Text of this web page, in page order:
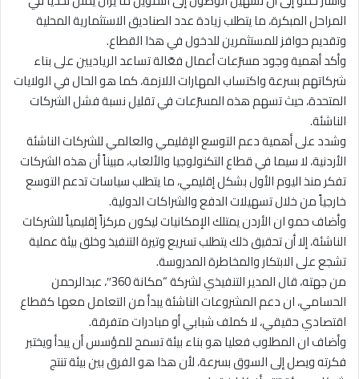
المراحل المبكرة، ما يتطلب زيادة عدد الصناديق الاستثمارية المحلية
وتقديم حوافز للمستثمرين للدخول في هذا القطاع.
وأكد أهمية وجود مسرّعات أعمال فعّالة تساعد الرياديين على بناء
شركاتهم بسرعة واكتساب المهارات اللازمة، كما هو الحال في الولايات
المتحدة، حيث تسهم هذه المسرّعات في تقليل نسبة فشل الشركات
الناشئة.
وشدد على أهمية دعم التوسع الإقليمي والعالمي للشركات الناشئة
الأردنية، لا سيما في قطاع التكنولوجيا والألعاب، مبيناً أن هذه الشركات
تفكر منذ اليوم الأول بشكل إقليمي، ما يتطلب سياسات تدعم التوسع
خارجياً من خلال تسهيلات الدفع والشراكات الدولية.
وأضاف حمو ان الأردن يمتلك الإمكانيات ليكون مركزاً إقليمياً للشركات
الناشئة، إلا أن تحقيق ذلك يتطلب تسريع وتيرة التنفيذ وخلق بيئة عملية
تشجع على الابتكار والمخاطرة المدروسة.
من جهته، قال المدير التنفيذي لشركة “مكانة 360″، عبدالرحمن
الحسامي، ان دعم المشروعات الناشئة يبدأ من التعامل معها كقطاع
اقتصادي حقيقي، لا كملف شبابي أو مبادرات متفرقة.
وأضاف ان المطلوب فعليا هو بناء بيئة تسمح للمؤسس أن يبدأ ويختبر
فكرته ويصل إلى السوق بسرعة، لأن هذا هو الفرق بين بيئة تنتج